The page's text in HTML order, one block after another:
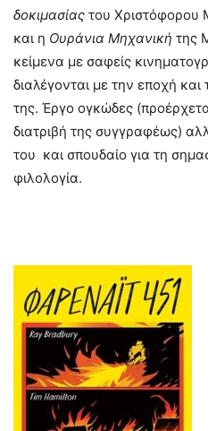
δοκιμασίας του Χριστόφορου
και η Ουράνια Μηχανική της
κείμενα με σαφείς
διαλέγονται με την εποχή και
της. Έργο ογκώδες
διατριβή της συγγραφέως)
του και σπουδαίο για τη
φιλολογία.